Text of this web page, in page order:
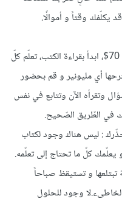
يكلّفك وقتاً و أموالًا.
ابدأ بقراءة الكتب، تعلّم كلّ
أي مليونير و قم بحضور
وتقرأه الآن وتتابع في نفس
في الطّريق الصّحيح.
: ليس هناك وجود لكتاب
كلّ ما تحتاج إلى تعلّمه.
و تستيقظ صباحاً
وجود للحلول